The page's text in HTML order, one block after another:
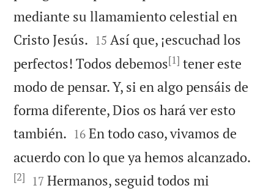
mediante su llamamiento celestial en
Cristo Jesús. 

15 Así que, ¡escuchad los
perfectos! Todos debemos[1] tener este
modo de pensar. Y, si en algo pensáis de
forma diferente, Dios os hará ver esto
también. 

16 En todo caso, vivamos de
acuerdo con lo que ya hemos alcanzado.
[2] 

17 Hermanos, seguid todos mi